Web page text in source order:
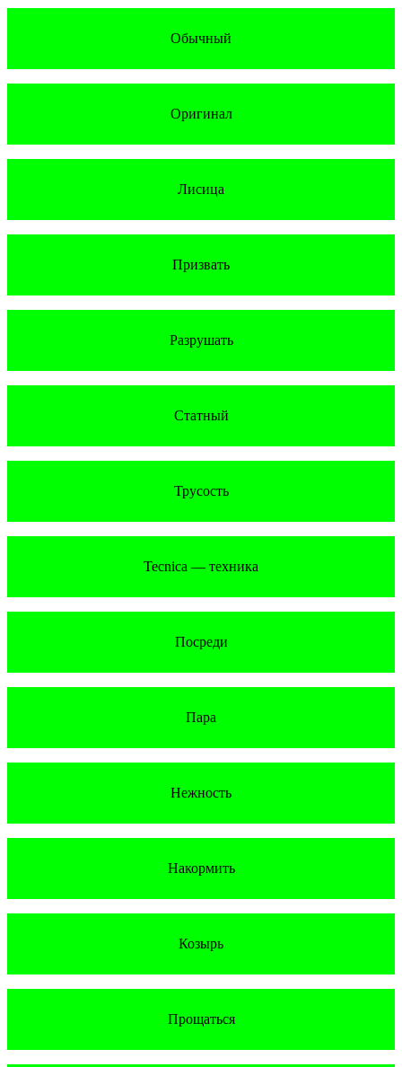
Обычный
Оригинал
Лисица
Призвать
Разрушать
Статный
Трусость
Tecnica — техника
Посреди
Пара
Нежность
Накормить
Козырь
Прощаться